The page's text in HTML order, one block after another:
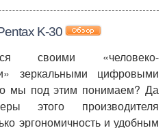
K-30
своими «человеко-
зеркальными цифровыми
мы под этим понимаем? Да
этого производителя
эргономичность и удобным